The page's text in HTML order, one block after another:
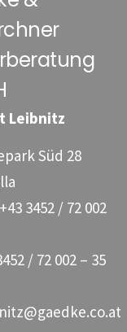
Leibnitz
Süd 28
+43 3452 / 72 002
/ 72 002 – 35